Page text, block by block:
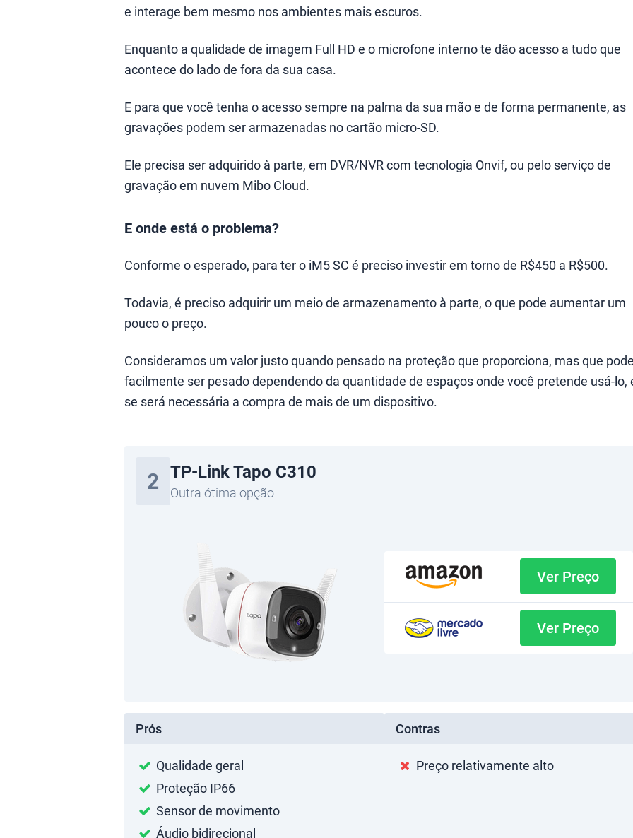
e interage bem mesmo nos ambientes mais escuros.
Enquanto a qualidade de imagem Full HD e o microfone interno te dão acesso a tudo que
acontece do lado de fora da sua casa.
E para que você tenha o acesso sempre na palma da sua mão e de forma permanente, as
gravações podem ser armazenadas no cartão micro-SD.
Ele precisa ser adquirido à parte, em DVR/NVR com tecnologia Onvif, ou pelo serviço de
gravação em nuvem Mibo Cloud.
E onde está o problema?
Conforme o esperado, para ter o iM5 SC é preciso investir em torno de R$450 a R$500.
Todavia, é preciso adquirir um meio de armazenamento à parte, o que pode aumentar um
pouco o preço.
Consideramos um valor justo quando pensado na proteção que proporciona, mas que
facilmente ser pesado dependendo da quantidade de espaços onde você pretende usá-lo,
se será necessária a compra de mais de um dispositivo.
2 TP-Link Tapo C310
Outra ótima opção
Ver Preço
Ver Preço
Prós
Qualidade geral
Proteção IP66
Sensor de movimento
Áudio bidirecional
Contras
Preço relativamente alto